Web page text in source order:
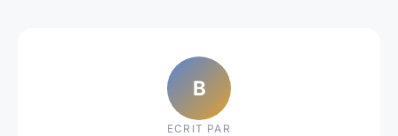
B
ECRIT PAR